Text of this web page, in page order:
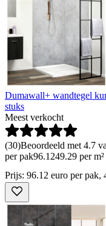
Dumawall+ wandtegel
stuks
Meest verkocht
(30)Beoordeeld met 4.7
per pak96.1249.29 per m²
Prijs: 96.12 euro per pak,